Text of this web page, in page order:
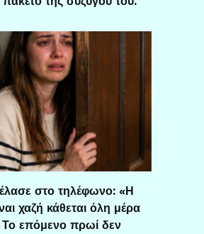
στο τηλέφωνο: «Η
χαζή κάθεται όλη μέρα
Το επόμενο πρωί δεν